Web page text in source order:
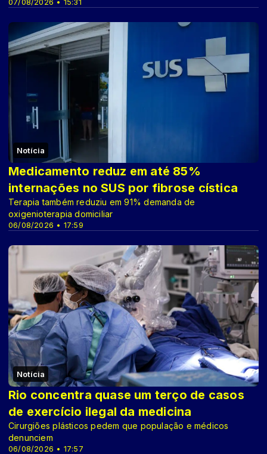
07/08/2026 • 15:31
Notícia
06/08/2026 • 17:59
Medicamento reduz em até 85%
internações no SUS por fibrose cística
Terapia também reduziu em 91% demanda de
oxigenioterapia domiciliar
Notícia
06/08/2026 • 17:57
Rio concentra quase um terço de casos
de exercício ilegal da medicina
Cirurgiões plásticos pedem que população e médicos
denunciem